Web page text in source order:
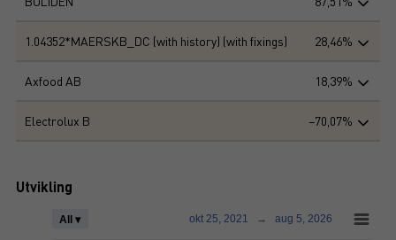
1.04352*MAERSKB_DC (with history) (with fixings) 28,46%
Axfood AB 18,39%
Electrolux B −70,07%
Utvikling
All ▾ okt 25, 2021 → aug 5, 2026